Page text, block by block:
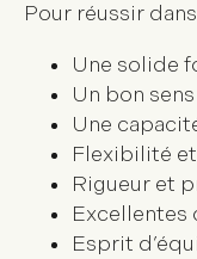
Pour réussir
Une solide
Un bon
Une
Flexibilité
Rigueur et
Excellentes
Esprit